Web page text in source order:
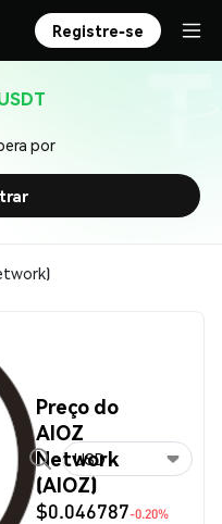
Registre-se
por
Preço do
AIOZ
Network
(AIOZ)
$0.046787-0.20%
USD